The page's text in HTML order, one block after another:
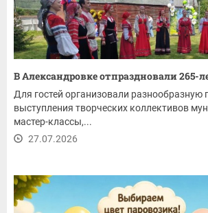
В Александровке отпраздновали 265-
Для гостей организовали разнообразную
выступления творческих коллективов
мастер-классы,...
27.07.2026